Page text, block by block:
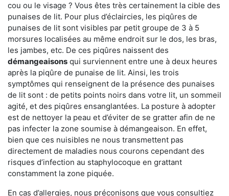
cou ou le visage ? Vous êtes très certainement la cible des
punaises de lit. Pour plus d’éclaircies, les piqûres de
punaises de lit sont visibles par petit groupe de 3 à 5
morsures localisées au même endroit sur le dos, les bras,
les jambes, etc. De ces piqûres naissent des
démangeaisons qui surviennent entre une à deux heures
après la piqûre de punaise de lit. Ainsi, les trois
symptômes qui renseignent de la présence des punaises
de lit sont : de petits points noirs dans votre lit, un sommeil
agité, et des piqûres ensanglantées. La posture à adopter
est de nettoyer la peau et d’éviter de se gratter afin de ne
pas infecter la zone soumise à démangeaison. En effet,
bien que ces nuisibles ne nous transmettent pas
directement de maladies nous courons cependant des
risques d’infection au staphylocoque en grattant
constamment la zone piquée.
En cas d’allergies, nous préconisons que vous consultiez